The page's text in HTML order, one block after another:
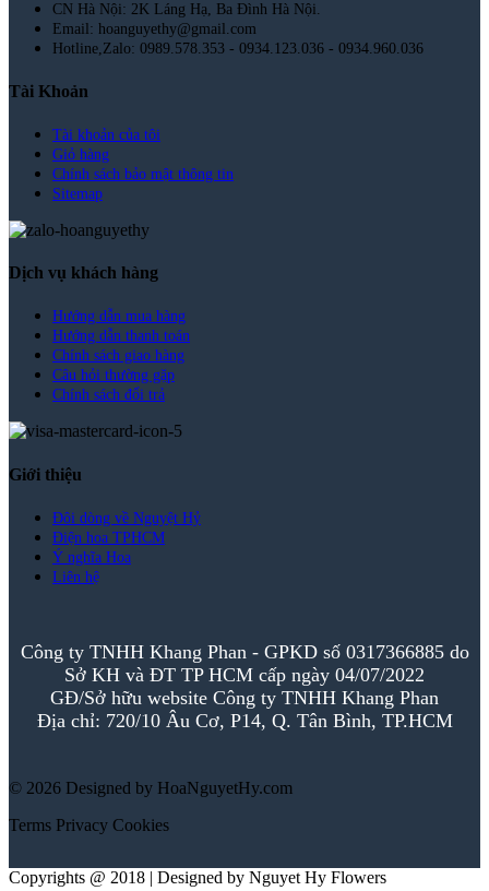
CN Hà Nội: 2K Láng Hạ, Ba Đình Hà Nội.
Email: hoanguyethy@gmail.com
Hotline,Zalo: 0989.578.353 - 0934.123.036 - 0934.960.036
Tài Khoản
Tài khoản của tôi
Giỏ hàng
Chính sách bảo mật thông tin
Sitemap
Dịch vụ khách hàng
Hướng dẫn mua hàng
Hướng dẫn thanh toán
Chính sách giao hàng
Câu hỏi thường gặp
Chính sách đổi trả
Giới thiệu
Đôi dòng về Nguyệt Hỷ
Điện hoa TPHCM
Ý nghĩa Hoa
Liên hệ
Công ty TNHH Khang Phan - GPKD số 0317366885 do
Sở KH và ĐT TP HCM cấp ngày 04/07/2022
GĐ/Sở hữu website Công ty TNHH Khang Phan
Địa chỉ: 720/10 Âu Cơ, P14, Q. Tân Bình, TP.HCM
© 2026 Designed by HoaNguyetHy.com
Terms Privacy Cookies
Copyrights @ 2018 | Designed by Nguyet Hy Flowers